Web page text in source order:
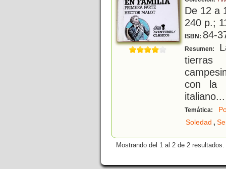
De 12 a
240 p.;
ISBN: 84-
Resumen:
tierras
con la
italiano...
Temática:
Soledad ,
Mostrando del 1 al 2 de 2 resultados.